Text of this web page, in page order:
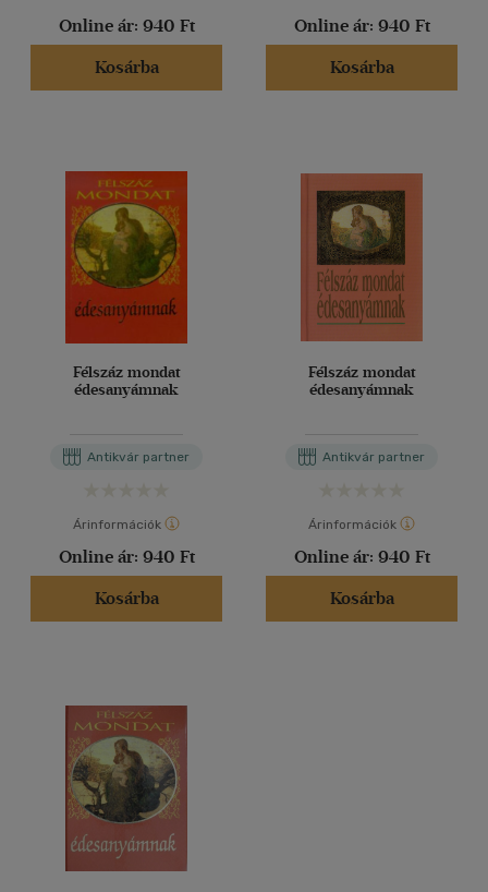
Online ár: 940 Ft
Kosárba
Online ár: 940 Ft
Kosárba
Félszáz mondat
édesanyámnak
Antikvár partner
Árinformációk
Online ár: 940 Ft
Kosárba
Félszáz mondat
édesanyámnak
Antikvár partner
Árinformációk
Online ár: 940 Ft
Kosárba